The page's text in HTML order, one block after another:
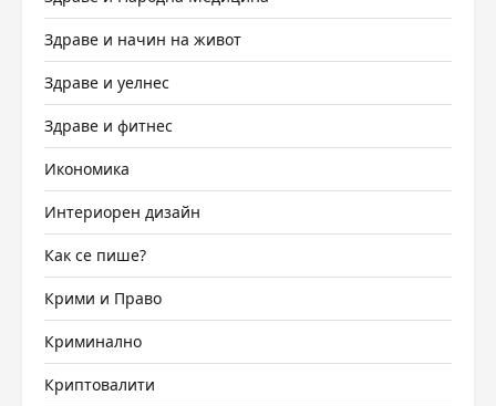
Здраве и начин на живот
Здраве и уелнес
Здраве и фитнес
Икономика
Интериорен дизайн
Как се пише?
Крими и Право
Криминално
Криптовалити